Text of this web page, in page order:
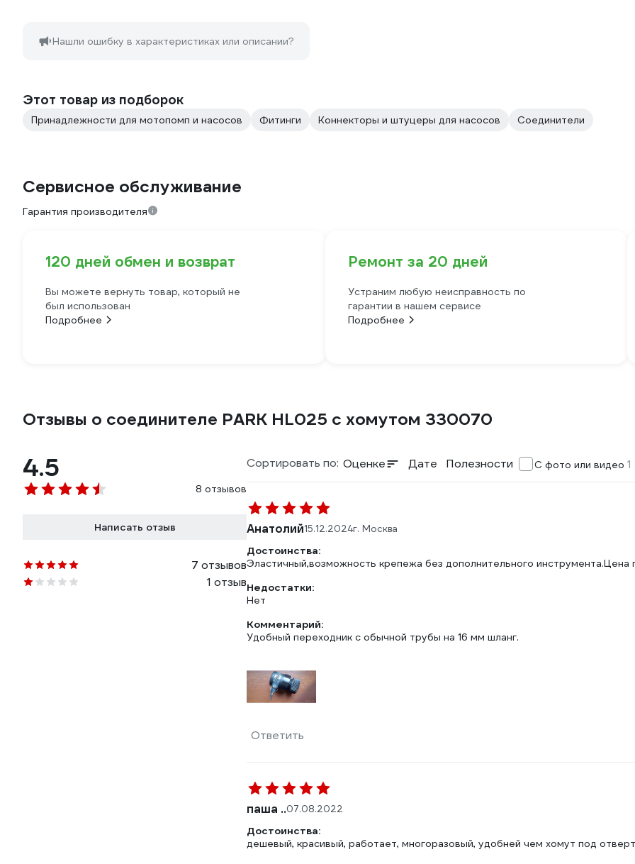
Нашли ошибку в характеристиках или описании?
Этот товар из подборок
Принадлежности для мотопомп и насосов Фитинги Коннекторы и штуцеры для насосов Соединители
Сервисное обслуживание
Гарантия производителя
120 дней обмен и возврат
Вы можете вернуть товар, который не
был использован
Подробнее
Ремонт за 20 дней
Устраним любую неисправность по
гарантии в нашем сервисе
Подробнее
Отзывы о соединителе PARK HL025 с хомутом 330070
4.5
8 отзывов
Написать отзыв
7 отзывов
1 отзыв
Сортировать по: Оценке Дате Полезности С фото или видео 1
Анатолий15.12.2024г. Москва
Достоинства:
Эластичный,возможность крепежа без дополнительного
Недостатки:
Нет
Комментарий:
Удобный переходник с обычной трубы на 16 мм шланг.
Ответить
паша ..07.08.2022
Достоинства:
дешевый, красивый, работает, многоразовый, удобней чем хомут под